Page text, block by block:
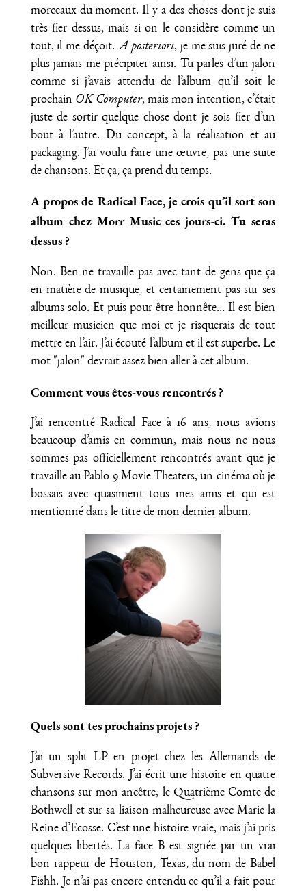
morceaux du moment. Il y a des choses dont je suis
très fier dessus, mais si on le considère comme un
tout, il me déçoit. A posteriori, je me suis juré de ne
plus jamais me précipiter ainsi. Tu parles d’un jalon
comme si j’avais attendu de l’album qu’il soit le
prochain OK Computer, mais mon intention, c’était
juste de sortir quelque chose dont je sois fier d’un
bout à l’autre. Du concept, à la réalisation et au
packaging. J’ai voulu faire une œuvre, pas une suite
de chansons. Et ça, ça prend du temps.
A propos de Radical Face, je crois qu’il sort son
album chez Morr Music ces jours-ci. Tu seras
dessus ?
Non. Ben ne travaille pas avec tant de gens que ça
en matière de musique, et certainement pas sur ses
albums solo. Et puis pour être honnête… Il est bien
meilleur musicien que moi et je risquerais de tout
mettre en l’air. J’ai écouté l’album et il est superbe. Le
mot "jalon" devrait assez bien aller à cet album.
Comment vous êtes-vous rencontrés ?
J’ai rencontré Radical Face à 16 ans, nous avions
beaucoup d’amis en commun, mais nous ne nous
sommes pas officiellement rencontrés avant que je
travaille au Pablo 9 Movie Theaters, un cinéma où je
bossais avec quasiment tous mes amis et qui est
mentionné dans le titre de mon dernier album.
Quels sont tes prochains projets ?
J’ai un split LP en projet chez les Allemands de
Subversive Records. J’ai écrit une histoire en quatre
chansons sur mon ancêtre, le Quatrième Comte de
Bothwell et sur sa liaison malheureuse avec Marie la
Reine d’Ecosse. C’est une histoire vraie, mais j’ai pris
quelques libertés. La face B est signée par un vrai
bon rappeur de Houston, Texas, du nom de Babel
Fishh. Je n’ai pas encore entendu ce qu’il a fait pour